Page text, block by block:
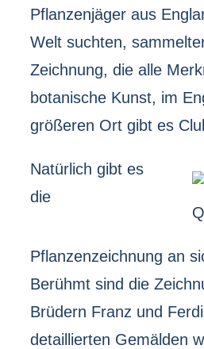
Pflanzenjäger aus
Welt suchten,
Zeichnung, die alle
botanische Kunst, im
größeren Ort gibt es
Natürlich gibt es
die
Pflanzenzeichnung an
Berühmt sind die
Brüdern Franz und
detaillierten Gemälden